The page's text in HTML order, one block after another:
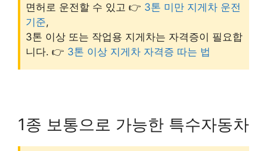
면허로 운전할 수 있고 👉 3톤 미만 지게차 운전
기준,
3톤 이상 또는 작업용 지게차는 자격증이 필요합
니다. 👉 3톤 이상 지게차 자격증 따는 법
1종 보통으로 가능한 특수자동차